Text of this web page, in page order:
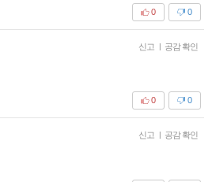
0
0
신고 | 공감 확인
0
0
신고 | 공감 확인